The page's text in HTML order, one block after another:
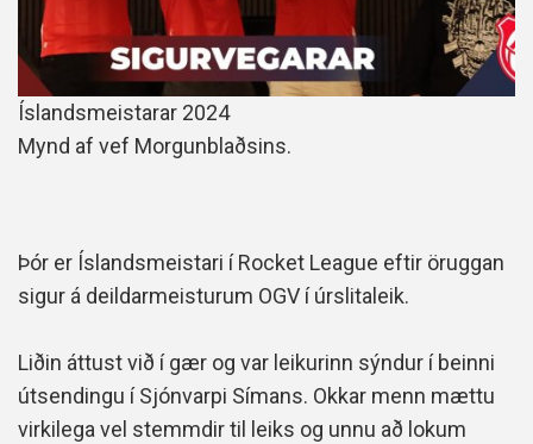
Íslandsmeistarar 2024
Mynd af vef Morgunblaðsins.
Þór er Íslandsmeistari í Rocket League eftir öruggan
sigur á deildarmeisturum OGV í úrslitaleik.
Liðin áttust við í gær og var leikurinn sýndur í beinni
útsendingu í Sjónvarpi Símans. Okkar menn mættu
virkilega vel stemmdir til leiks og unnu að lokum